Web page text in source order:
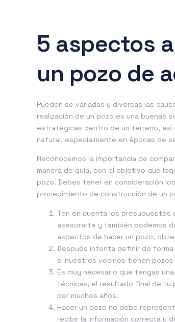
5 aspectos
un pozo de
Pueden se variadas y diversas las
realización de un pozo es una buenas
estratégicas dentro de un terreno,
natural, especialmente en épocas de
Reconocemos la importancia de
manera de guía, con el objetivo que
pozo. Debes tener en consideración
procedimiento de construcción de un
Ten en cuenta los
asesorarte y también podemos
aspectos de hacer un pozo;
Después intenta definir de
si nuestros vecinos tienen
Es muy necesario que tengas
técnicas, el resultado final de tu
por muchos años.
Hacer un pozo no debe
recibir la información correcta y